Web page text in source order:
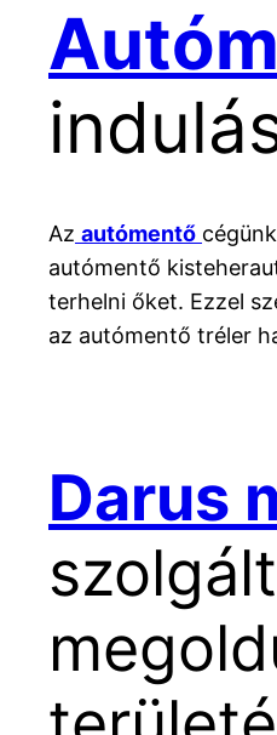
Az autómentő
autómentő
terhelni őket. Ezzel
az autómentő tréler
Darus